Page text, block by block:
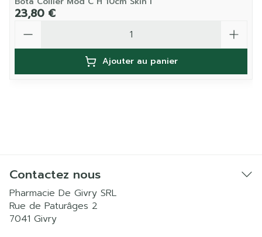
23,80 €
Ajouter au panier
Contactez nous
Pharmacie De Givry SRL
Rue de Paturâges 2
7041 Givry